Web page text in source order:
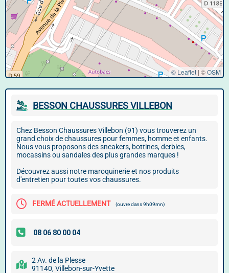
© Leaflet | ©OSM
BESSON CHAUSSURES VILLEBON
Chez Besson Chaussures Villebon (91) vous trouverez un
grand choix de chaussures pour femmes, homme et enfants.
Nous vous proposons des sneakers, bottines, derbies,
mocassins ou sandales des plus grandes marques !
Découvrez aussi notre maroquinerie et nos produits
d'entretien pour toutes vos chaussures.
FERMÉ ACTUELLEMENT (ouvre dans 9h09mn)
2 Av. de la Plesse
91140, Villebon-sur-Yvette